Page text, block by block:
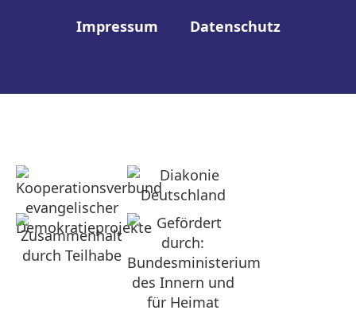
Impressum Datenschutz